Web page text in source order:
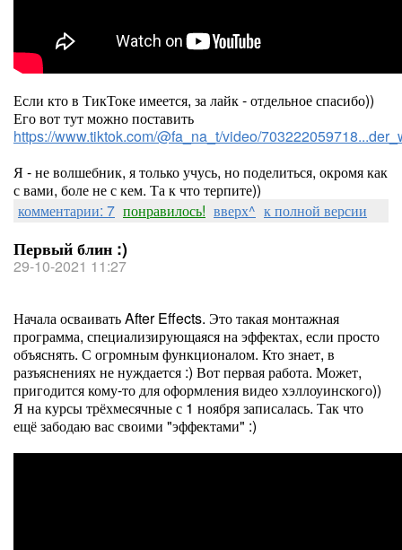
Если кто в ТикТоке имеется, за лайк - отдельное спасибо))
Его вот тут можно поставить
https://www.tiktok.com/@fa_na_t/video/
Я - не волшебник, я только учусь, но поделиться, окромя как
с вами, боле не с кем. Та к что терпите))
комментарии: 7 понравилось! вверх^ к полной версии
Первый блин :)
29-10-2021 11:27
Начала осваивать After Effects. Это такая монтажная
программа, специализирующаяся на эффектах, если просто
объяснять. С огромным функционалом. Кто знает, в
разъяснениях не нуждается :) Вот первая работа. Может,
пригодится кому-то для оформления видео хэллоуинского))
Я на курсы трёхмесячные с 1 ноября записалась. Так что
ещё забодаю вас своими "эффектами" :)